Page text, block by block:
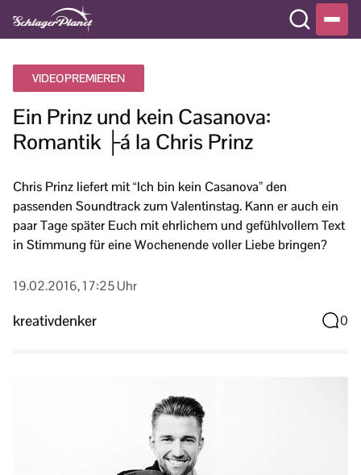
VIDEOPREMIEREN
Ein Prinz und kein Casanova:
Romantik ├á la Chris Prinz
Chris Prinz liefert mit “Ich bin kein Casanova” den
passenden Soundtrack zum Valentinstag. Kann er auch ein
paar Tage später Euch mit ehrlichem und gefühlvollem Text
in Stimmung für eine Wochenende voller Liebe bringen?
19.02.2016, 17:25 Uhr
kreativdenker 0